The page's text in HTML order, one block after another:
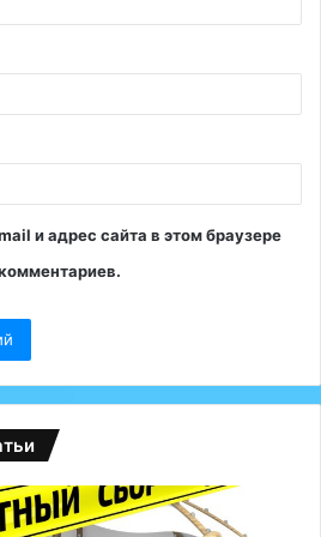
и адрес сайта в этом браузере